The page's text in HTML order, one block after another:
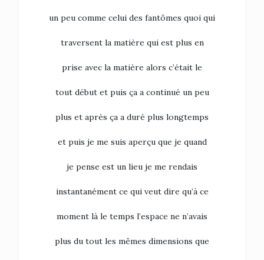
un peu comme celui des fantômes quoi qui
traversent la matière qui est plus en
prise avec la matière alors c’était le
tout début et puis ça a continué un peu
plus et après ça a duré plus longtemps
et puis je me suis aperçu que je quand
je pense est un lieu je me rendais
instantanément ce qui veut dire qu’à ce
moment là le temps l’espace ne n’avais
plus du tout les mêmes dimensions que